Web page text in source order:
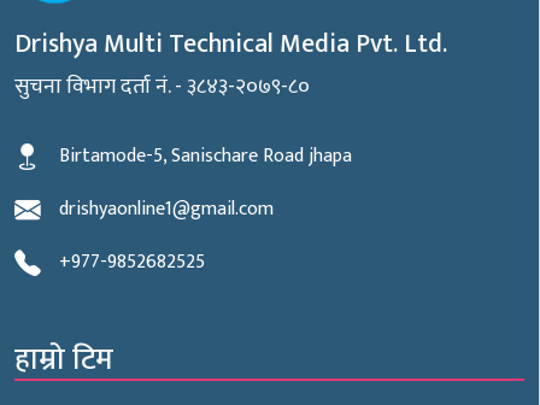
Drishya Multi Technical Media Pvt. Ltd.
सुचना विभाग दर्ता नं. - ३८४३-२०७९-८०
Birtamode-5, Sanischare Road jhapa
drishyaonline1@gmail.com
+977-9852682525
हाम्रो टिम